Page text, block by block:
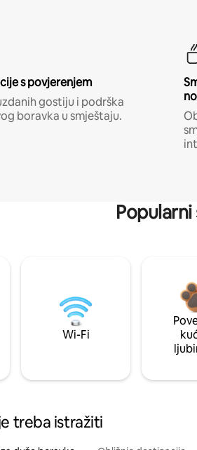
s povjerenjem
gostiju i podrška
boravka u smještaju.
Wi-Fi
treba istražiti